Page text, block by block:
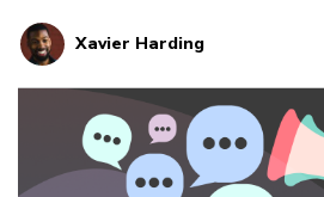
environment?
Xavier Harding